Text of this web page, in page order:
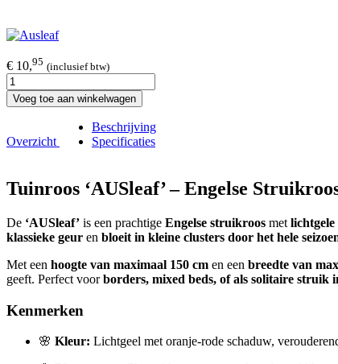
€ 10,95 (inclusief btw)
Voeg toe aan winkelwagen
Overzicht
Beschrijving
Specificaties
Tuinroos ‘AUSleaf’ – Engelse
De ‘AUSleaf’ is een prachtige Engelse struikroos met
klassieke geur en bloeit in kleine clusters door het hele
Met een hoogte van maximaal 150 cm en een breedte van
geeft. Perfect voorborders, mixed beds, of als solitaire struik
Kenmerken
🌸 Kleur: Lichtgeel met oranje-rode schaduw,